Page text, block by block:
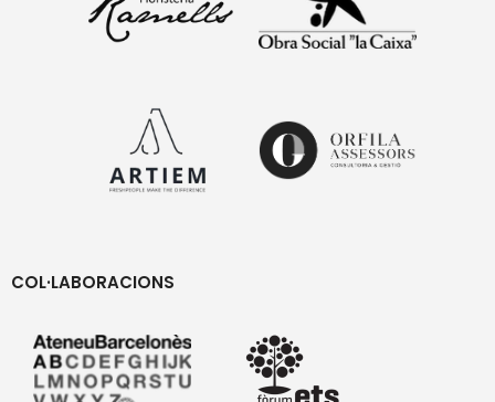
COL·LABORACIONS